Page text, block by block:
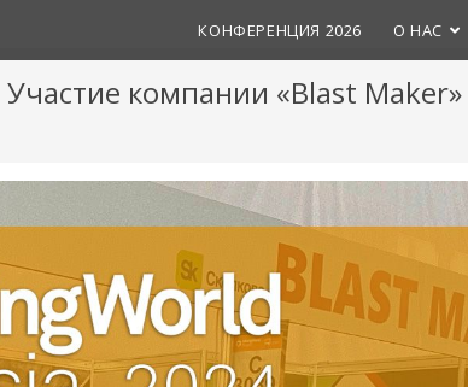
КОНФЕРЕНЦИЯ 2026 О НАС
компании «Blast Maker»